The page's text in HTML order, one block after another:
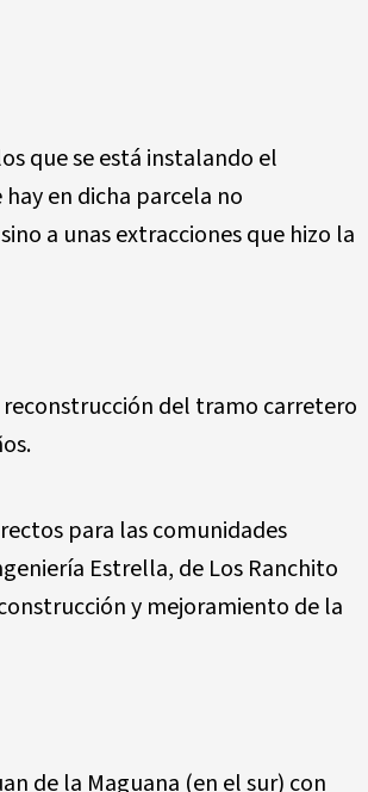
que se está instalando el
en dicha parcela no
a unas extracciones que hizo la
del tramo carretero
para las comunidades
Estrella, de Los Ranchito
y mejoramiento de la
de la Maguana (en el sur) con